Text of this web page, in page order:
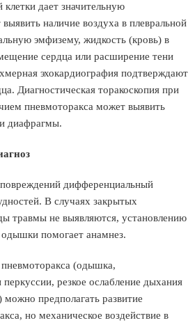
клетки дает значительную
наличие воздуха в плевральной
эмфизему, жидкость (кровь) в
сердца или расширение тени
эхокардиография подтверждают
Диагностическая торакоскопия при
пневмоторакса может выявить
диафрагмы.
дифференциальный
В случаях закрытых
травмы не выявляются, установлению
помогает анамнез.
(одышка,
резкое ослабление дыхания
предполагать развитие
но механическое воздействие в